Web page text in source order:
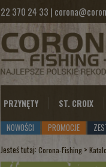
22 370 24 33 |
PRZYNĘTY ST. CROIX
NOWOŚCI
PROMOCJE
Jesteś tutaj: Corona-Fishing >